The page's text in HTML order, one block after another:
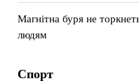
Магнітна буря не
людям
Спорт